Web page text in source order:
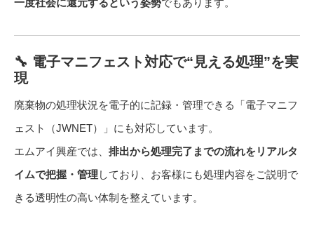
🔧 電子マニフェスト対応で“見える処理”を実
現
廃棄物の処理状況を電子的に記録・管理できる「電子マニフ
ェスト（JWNET）」にも対応しています。
エムアイ興産では、 排出から処理完了までの流れをリアルタ
イムで把握・管理しており、お客様にも処理内容をご説明で
きる透明性の高い体制を整えています。